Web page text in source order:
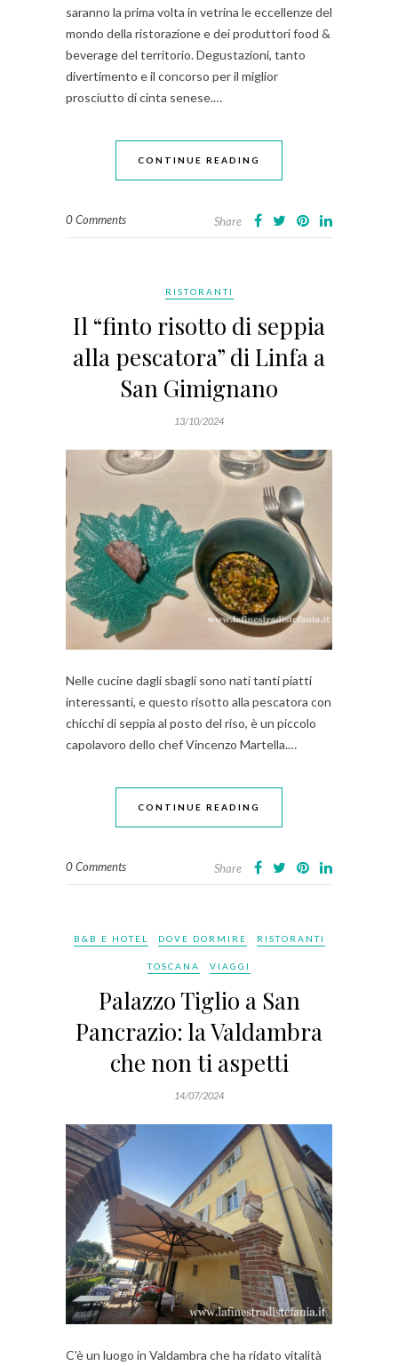
saranno la prima volta in vetrina le eccellenze del
mondo della ristorazione e dei produttori food &
beverage del territorio. Degustazioni, tanto
divertimento e il concorso per il miglior
prosciutto di cinta senese.…
CONTINUE READING
0 Comments Share
RISTORANTI
Il “finto risotto di seppia
alla pescatora” di Linfa a
San Gimignano
13/10/2024
Nelle cucine dagli sbagli sono nati tanti piatti
interessanti, e questo risotto alla pescatora con
chicchi di seppia al posto del riso, è un piccolo
capolavoro dello chef Vincenzo Martella.…
CONTINUE READING
0 Comments Share
B&B E HOTEL DOVE DORMIRE RISTORANTI
TOSCANA VIAGGI
Palazzo Tiglio a San
Pancrazio: la Valdambra
che non ti aspetti
14/07/2024
C'è un luogo in Valdambra che ha ridato vitalità